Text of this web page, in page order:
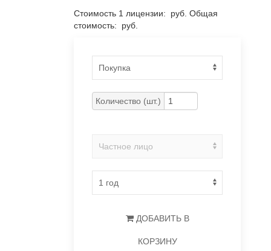
Стоимость 1 лицензии: руб. Общая
стоимость:
руб.
Количество (шт.)
ДОБАВИТЬ В
КОРЗИНУ